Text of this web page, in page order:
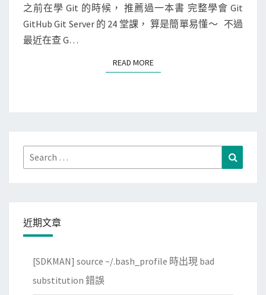
推
薦
片
中
薦
免
子
己
學
G
N
T
S
之前在學 Git 的時候， 推薦過一本書 完整學會 Git
GitHub Git Server 的 24 堂課， 算是簡單易懂～ 不過
最近在查 G…
READ MOREREAD MORE
Search
for:
近期文章
[SDKMAN] source ~/.bash_profile 時出現 bad
substitution 錯誤